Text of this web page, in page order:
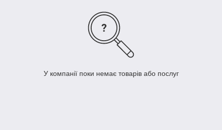
У компанії поки немає товарів або послуг